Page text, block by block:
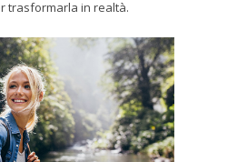
trasformarla in realtà.